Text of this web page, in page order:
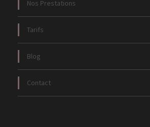
Nos Prestations
Tarifs
Blog
Contact